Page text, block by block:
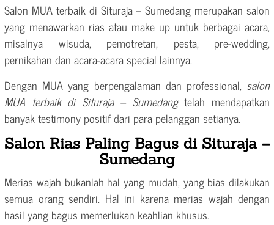
Salon MUA terbaik di Situraja – Sumedang merupakan salon
yang menawarkan rias atau make up untuk berbagai acara,
misalnya wisuda, pemotretan, pesta, pre-wedding,
pernikahan dan acara-acara special lainnya.
Dengan MUA yang berpengalaman dan professional, salon
MUA terbaik di Situraja – Sumedangtelah mendapatkan
banyak testimony positif dari para pelanggan setianya.
Salon Rias Paling Bagus di Situraja –
Sumedang
Merias wajah bukanlah hal yang mudah, yang bias dilakukan
semua orang sendiri. Hal ini karena merias wajah dengan
hasil yang bagus memerlukan keahlian khusus.